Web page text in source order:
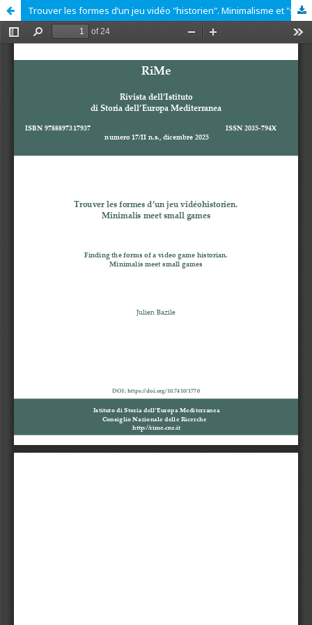
Trouver les formes d’un jeu vidéo "historien". Minimalisme et "small games"